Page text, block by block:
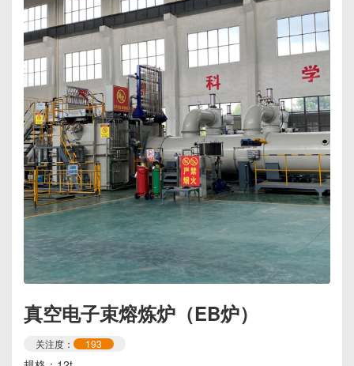
真空电子束熔炼炉（EB炉）
关注度： 193